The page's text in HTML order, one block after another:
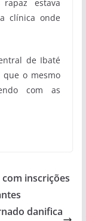
estava
clínica onde
de Ibaté
o mesmo
com as
inscrições
danifica